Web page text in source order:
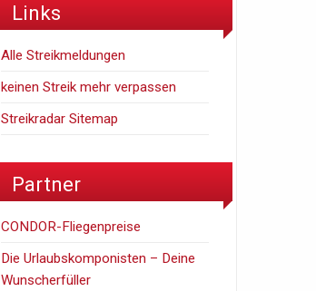
Links
Alle Streikmeldungen
keinen Streik mehr verpassen
Streikradar Sitemap
Partner
CONDOR-Fliegenpreise
Die Urlaubskomponisten – Deine
Wunscherfüller